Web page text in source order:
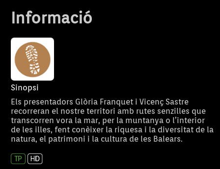
Informació
Sinopsi
Els presentadors Glòria Franquet i Vicenç Sastre
recorreran el nostre territori amb rutes senzilles que
transcorren vora la mar, per la muntanya o l’interior
de les illes, fent conèixer la riquesa i la diversitat de la
natura, el patrimoni i la cultura de les Balears.